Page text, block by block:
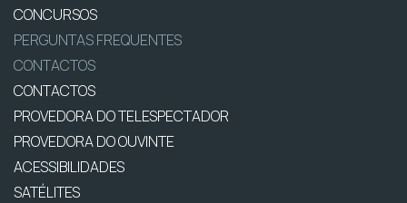
CONCURSOS
PERGUNTAS FREQUENTES
CONTACTOS
CONTACTOS
PROVEDORA DO TELESPECTADOR
PROVEDORA DO OUVINTE
ACESSIBILIDADES
SATÉLITES